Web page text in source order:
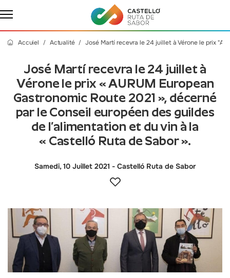
Accuiel Actualité José Martí recevra le 24 juillet à Vérone le prix
José Martí recevra le 24 juillet à
Vérone le prix « AURUM European
Gastronomic Route 2021 », décerné
par le Conseil européen des guildes
de l’alimentation et du vin à la
« Castelló Ruta de Sabor ».
Samedi, 10 Juillet 2021 - Castelló Ruta de Sabor